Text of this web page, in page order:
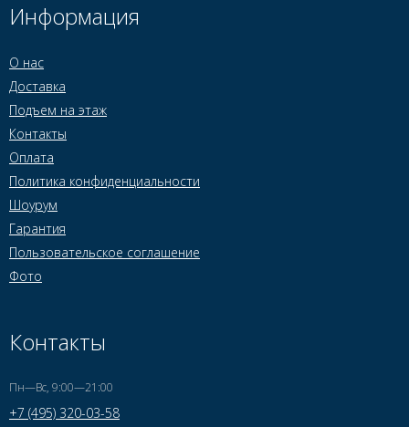
Информация
О нас
Доставка
Подъем на этаж
Контакты
Оплата
Политика конфиденциальности
Шоурум
Гарантия
Пользовательское соглашение
Фото
Контакты
Пн—Вс, 9:00—21:00
+7 (495) 320-03-58